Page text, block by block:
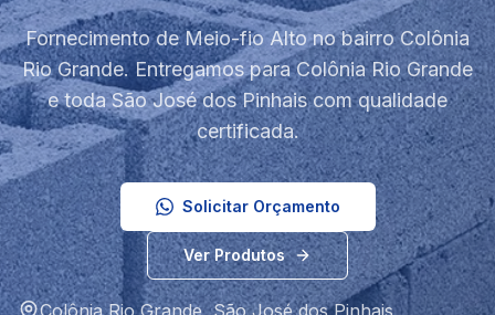
Fornecimento de Meio-fio Alto no bairro Colônia
Rio Grande. Entregamos para Colônia Rio Grande
e toda São José dos Pinhais com qualidade
certificada.
Solicitar Orçamento
Ver Produtos
Colônia Rio Grande,São José dos Pinhais